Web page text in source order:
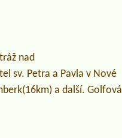
nad
sv. Petra a Pavla v Nové
a další. Golfová